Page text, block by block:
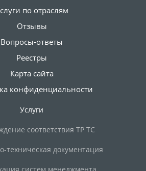
по отраслям
Отзывы
Вопросы-ответы
Реестры
Карта сайта
конфиденциальности
Услуги
соответствия ТР ТС
техническая документация